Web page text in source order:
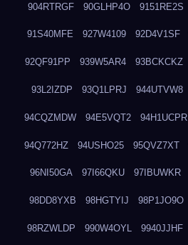
904RTRGF 90GLHP4O 9151RE2S
91S40MFE 927W4109 92D4V1SF
92QF91PP 939W5AR4 93BCKCKZ
93L2IZDP 93Q1LPRJ 944UTVW8
94CQZMDW 94E5VQT2 94H1UCPR
94Q772HZ 94USHO25 95QVZ7XT
96NI50GA 97I66QKU 97IBUWKR
98DD8YXB 98HGTYIJ 98P1JO9O
98RZWLDP 990W4OYL 9940JJHF